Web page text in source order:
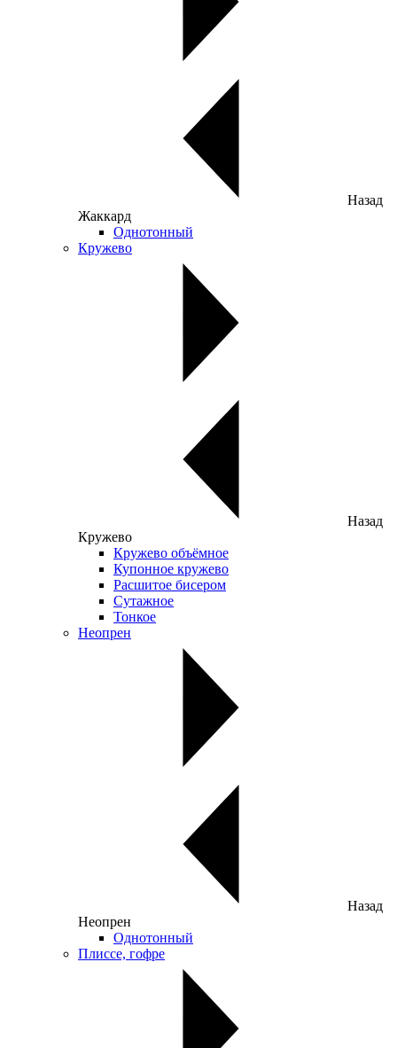
Назад
Жаккард
Однотонный
Кружево
Назад
Кружево
Кружево объёмное
Купонное кружево
Расшитое бисером
Сутажное
Тонкое
Неопрен
Назад
Неопрен
Однотонный
Плиссе, гофре